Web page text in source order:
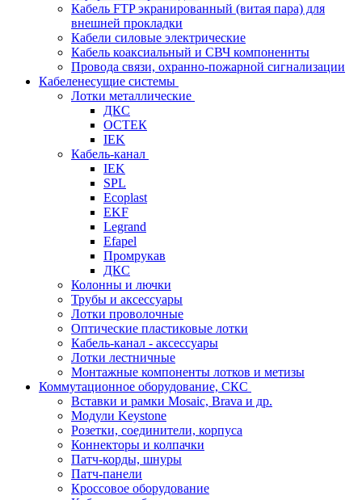
Кабель FTP экранированный (витая пара) для
внешней прокладки
Кабели силовые электрические
Кабель коаксиальный и СВЧ компоненнты
Провода связи, охранно-пожарной сигнализации
Кабеленесущие системы
Лотки металлические
ДКС
ОСТЕК
IEK
Кабель-канал
IEK
SPL
Ecoplast
EKF
Legrand
Efapel
Промрукав
ДКС
Колонны и лючки
Трубы и аксессуары
Лотки проволочные
Оптические пластиковые лотки
Кабель-канал - аксессуары
Лотки лестничные
Монтажные компоненты лотков и метизы
Коммутационное оборудование, СКС
Вставки и рамки Mosaic, Brava и др.
Модули Keystone
Розетки, соединители, корпуса
Коннекторы и колпачки
Патч-корды, шнуры
Патч-панели
Кроссовое оборудование